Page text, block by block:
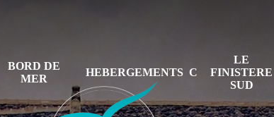
BORD DE
MER
HEBERGEMENTS
LE
FINISTERE
SUD